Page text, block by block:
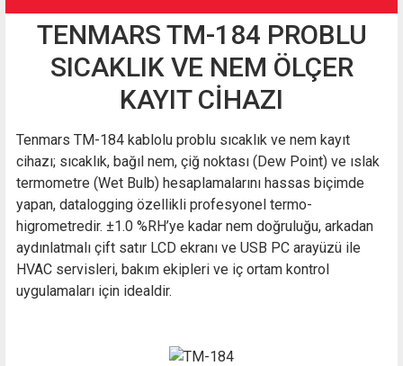
TENMARS TM-184 PROBLU
SICAKLIK VE NEM ÖLÇER
KAYIT CİHAZI
Tenmars TM-184 kablolu problu sıcaklık ve nem kayıt
cihazı; sıcaklık, bağıl nem, çiğ noktası (Dew Point) ve ıslak
termometre (Wet Bulb) hesaplamalarını hassas biçimde
yapan, datalogging özellikli profesyonel termo-
higrometredir. ±1.0 %RH’ye kadar nem doğruluğu, arkadan
aydınlatmalı çift satır LCD ekranı ve USB PC arayüzü ile
HVAC servisleri, bakım ekipleri ve iç ortam kontrol
uygulamaları için idealdir.